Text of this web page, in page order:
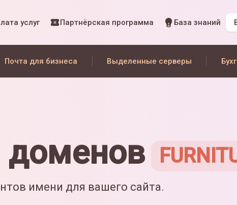
услуг Партнёрская программа База знаний
Почта для бизнеса Выделенные серверы
доменов
имени для вашего сайта.